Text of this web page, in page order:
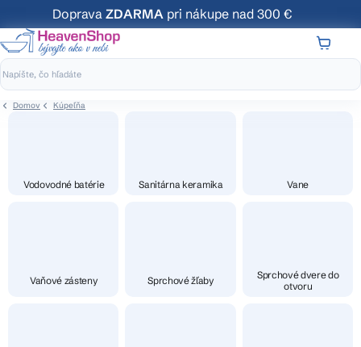
na
obsah
Doprava ZDARMA pri nákupe nad 300 €
Domov Kúpeľňa
Vodovodné batérie Sanitárna keramika Vane
Vaňové zásteny Sprchové žľaby
Sprchové dvere do
otvoru